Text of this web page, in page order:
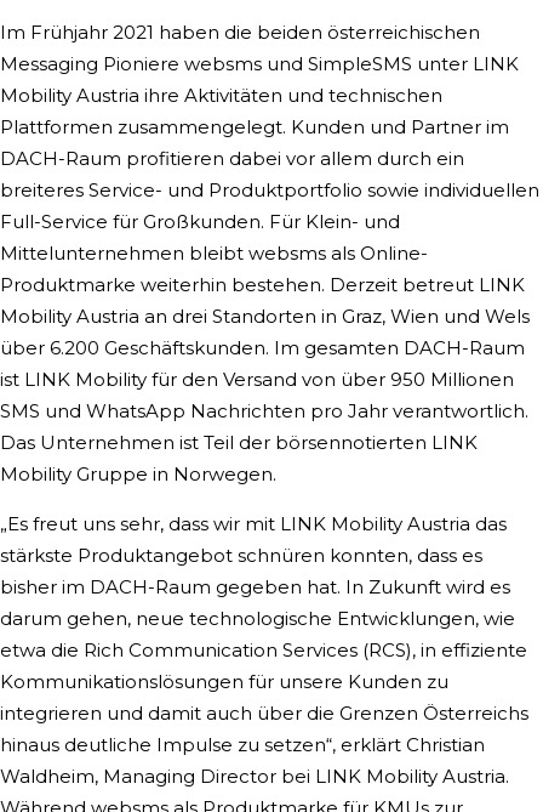
Im Frühjahr 2021 haben die beiden österreichischen
Messaging Pioniere websms und SimpleSMS unter LINK
Mobility Austria ihre Aktivitäten und technischen
Plattformen zusammengelegt. Kunden und Partner im
DACH-Raum profitieren dabei vor allem durch ein
breiteres Service- und Produktportfolio sowie individuellen
Full-Service für Großkunden. Für Klein- und
Mittelunternehmen bleibt websms als Online-
Produktmarke weiterhin bestehen. Derzeit betreut LINK
Mobility Austria an drei Standorten in Graz, Wien und Wels
über 6.200 Geschäftskunden. Im gesamten DACH-Raum
ist LINK Mobility für den Versand von über 950 Millionen
SMS und WhatsApp Nachrichten pro Jahr verantwortlich.
Das Unternehmen ist Teil der börsennotierten LINK
Mobility Gruppe in Norwegen.
„Es freut uns sehr, dass wir mit LINK Mobility Austria das
stärkste Produktangebot schnüren konnten, dass es
bisher im DACH-Raum gegeben hat. In Zukunft wird es
darum gehen, neue technologische Entwicklungen, wie
etwa die Rich Communication Services (RCS), in effiziente
Kommunikationslösungen für unsere Kunden zu
integrieren und damit auch über die Grenzen Österreichs
hinaus deutliche Impulse zu setzen“, erklärt Christian
Waldheim, Managing Director bei LINK Mobility Austria.